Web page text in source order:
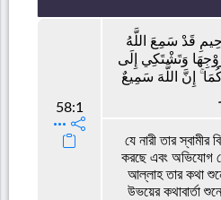
58:1
قَدْ سَمِعَ اللَّهُ
وَتَشْتَكِي إِلَى
إِنَّ اللَّهَ سَمِيعٌ
যে নারী তার স্বামীর
করছে এবং অভিযোগ
আল্লাহ তার কথা
উভয়ের কথাবার্তা